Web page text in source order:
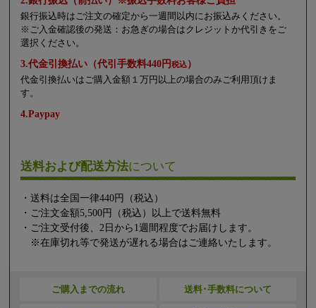
銀行振込時はご注文の確定から一週間以内にお振込みください。
※ご入金確認後の発送：お急ぎの場合はクレジットか代引きをご
選択ください。
3.代金引換払い（代引手数料440円税込）
代金引換払いはご購入金額１万円以上の場合のみご利用頂けま
す。
4.Paypay
送料および配送方法について
・送料は全国一律440円（税込）
・ご注文金額5,500円（税込）以上で送料無料
・ご注文受付後、2日から1週間程度でお届けします。
※在庫切れ等で発送が遅れる場合はご連絡いたします。
ご購入までの流れ 送料･手数料について